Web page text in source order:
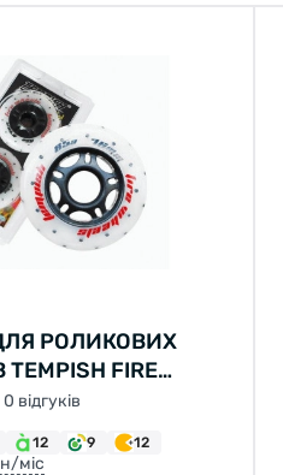
РОЛИКОВИХ
FIRE
0 відгуків
12 9 12
міс